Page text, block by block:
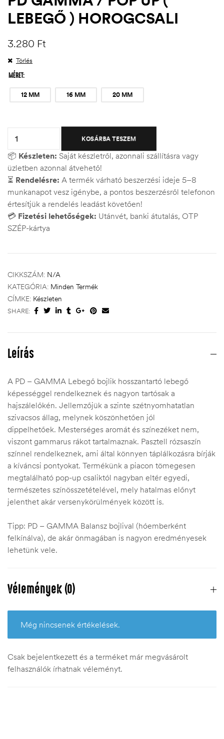
LEBEGŐ ) HOROGCSALI
3.280 Ft
MÉRET
12 MM 16 MM 20 MM
Törlés
KOSÁRBA TESZEM
📦 Készleten: Saját készletről, azonnali szállításra vagy
üzletben azonnal átvehető!
⏳ Rendelésre: A termék várható beszerzési ideje 5–8
munkanapot vesz igénybe, a pontos beszerzésről telefonon
értesítjük a rendelés leadást követően!
💳 Fizetési lehetőségek: Utánvét, banki átutalás, OTP
SZÉP-kártya
CIKKSZÁM: N/A
KATEGÓRIA: Minden Termék
CÍMKE: Készleten
SHARE:
Leírás
A PD – GAMMA Lebegő bojlik hosszantartó lebegő
képességgel rendelkeznek és nagyon tartósak a
hajszálelőkén. Jellemzőjük a szinte szétnyomhatatlan
szivacsos állag, melynek köszönhetően jól
dippelhetőek. Mesterséges aromát és színezéket nem,
viszont gammarus rákot tartalmaznak. Pasztell rózsaszín
színnel rendelkeznek, ami által könnyen táplálkozásra bírják
a kíváncsi pontyokat. Termékünk a piacon tömegesen
megtalálható pop-up csaliktól nagyban eltér egyedi,
természetes színösszetételével, mely hatalmas előnyt
jelenthet akár versenykörülmények között is.
Tipp: PD – GAMMA Balansz bojlival (hóemberként
felkínálva), de akár önmagában is nagyon eredményesek
lehetünk vele.
Vélemények (0)
Még nincsenek értékelések.
Csak bejelentkezett és a terméket már megvásárolt
felhasználók írhatnak véleményt.